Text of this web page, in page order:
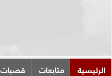
الرئيسية متابعات قصبات